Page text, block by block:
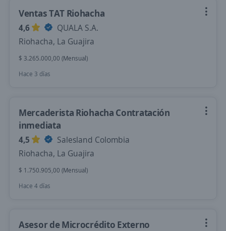
Ventas TAT Riohacha
4,6
QUALA S.A.
Riohacha, La Guajira
$ 3.265.000,00 (Mensual)
Hace 3 días
Mercaderista Riohacha Contratación
inmediata
4,5
Salesland Colombia
Riohacha, La Guajira
$ 1.750.905,00 (Mensual)
Hace 4 días
Asesor de Microcrédito Externo